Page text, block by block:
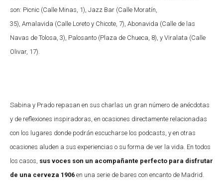
son: Picnic (Calle Minas, 1), Jazz Bar (Calle Moratín,
35), Amalavida (Calle Loreto y Chicote, 7), Abonavida (Calle de las
Navas de Tolosa, 3), Palosanto (Plaza de Chueca, 8), y Viralata (Calle
Olivar, 17).
Sabina y Prado repasan en sus charlas un gran número de anécdotas
y de reflexiones inspiradoras, en ocasiones directamente relacionadas
con los lugares donde podrán escucharse los podcasts, y en otras
ocasiones aluden a sus experiencias o su forma de ver la vida. En todos
los casos, sus voces son un acompañante perfecto para disfrutar
de una cerveza 1906 en una serie de bares con encanto de Madrid.